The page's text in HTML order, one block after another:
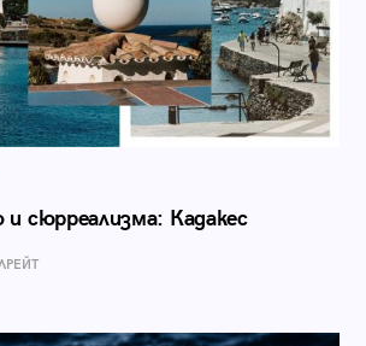
сюрреализма: Кадакес